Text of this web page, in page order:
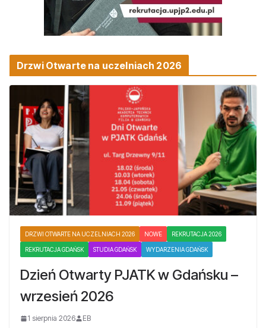
Drzwi Otwarte na uczelniach 2026
DRZWI OTWARTE NA UCZELNIACH 2026 NOWE REKRUTACJA 2026
REKRUTACJA GDAŃSK STUDIA GDAŃSK WYDARZENIA GDAŃSK
Dzień Otwarty PJATK w Gdańsku –
wrzesień 2026
1 sierpnia 2026 EB